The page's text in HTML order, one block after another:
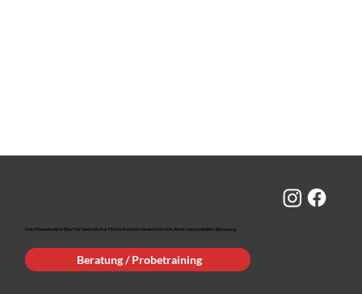
Dein Fitnessstudio in Eitorf für Gesundheit & Fitness. Entdecke moderne Geräte, Kurse und persönliche Betreuung.
Beratung / Probetraining